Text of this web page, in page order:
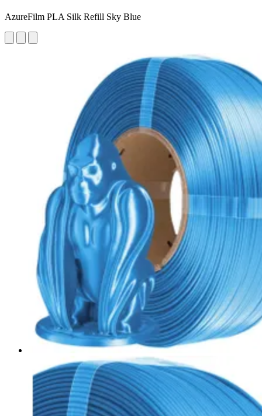
AzureFilm PLA Silk Refill Sky Blue